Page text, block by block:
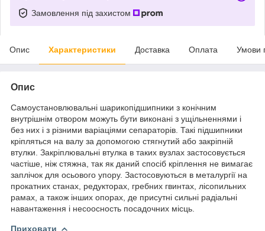
Замовлення під захистом
Опис Характеристики Доставка Оплата Умови
Опис
Самоустановлювальні шарикопідшипники з конічним
внутрішнім отвором можуть бути виконані з ущільненнями і
без них і з різними варіаціями сепараторів. Такі підшипники
кріпляться на валу за допомогою стягнутий або закріпній
втулки. Закріплювальні втулка в таких вузлах застосовується
частіше, ніж стяжна, так як даний спосіб кріплення не вимагає
заплічок для осьового упору. Застосовуються в металургії на
прокатних станах, редукторах, гребних гвинтах, лісопильних
рамах, а також інших опорах, де присутні сильні радіальні
навантаження і несоосность посадочних місць.
Приховати